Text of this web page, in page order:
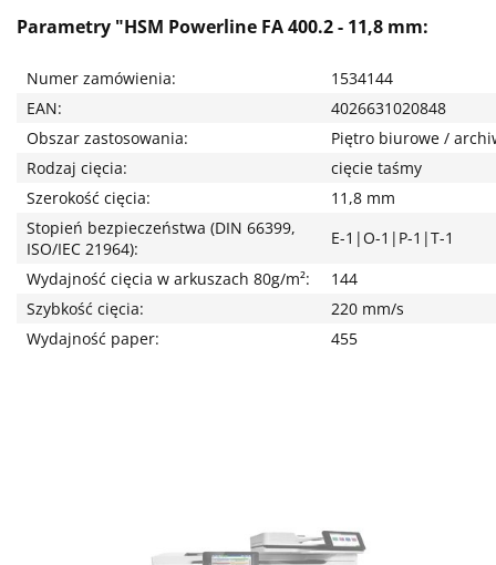
Parametry "HSM Powerline FA 400.2 - 11,8 mm:
Numer zamówienia:
1534144
EAN:
4026631020848
Obszar zastosowania:
Piętro biurowe /
Rodzaj cięcia:
cięcie taśmy
Szerokość cięcia:
11,8 mm
Stopień bezpieczeństwa (DIN 66399,
ISO/IEC 21964):
E-1|O-1|P-1|T-1
Wydajność cięcia w arkuszach 80g/m²:
144
Szybkość cięcia:
220 mm/s
Wydajność paper:
455